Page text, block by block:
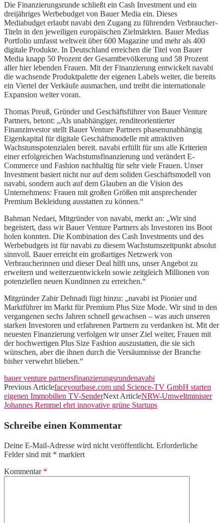
Die Finanzierungsrunde schließt ein Cash Investment und ein
dreijähriges Werbebudget von Bauer Media ein. Dieses
Mediabudget erlaubt navabi den Zugang zu führenden Verbraucher-
Titeln in den jeweiligen europäischen Zielmärkten. Bauer Medias
Portfolio umfasst weltweit über 600 Magazine und mehr als 400
digitale Produkte. In Deutschland erreichen die Titel von Bauer
Media knapp 50 Prozent der Gesamtbevölkerung und 58 Prozent
aller hier lebenden Frauen. Mit der Finanzierung entwickelt navabi
die wachsende Produktpalette der eigenen Labels weiter, die bereits
ein Viertel der Verkäufe ausmachen, und treibt die internationale
Expansion weiter voran.
Thomas Preuß, Gründer und Geschäftsführer von Bauer Venture
Partners, betont: „Als unabhängiger, renditeorientierter
Finanzinvestor stellt Bauer Venture Partners phasenunabhängig
Eigenkapital für digitale Geschäftsmodelle mit attraktiven
Wachstumspotenzialen bereit. navabi erfüllt für uns alle Kriterien
einer erfolgreichen Wachstumsfinanzierung und verändert E-
Commerce und Fashion nachhaltig für sehr viele Frauen. Unser
Investment basiert nicht nur auf dem soliden Geschäftsmodell von
navabi, sondern auch auf dem Glauben an die Vision des
Unternehmens: Frauen mit großen Größen mit ansprechender
Premium Bekleidung ausstatten zu können.“
Bahman Nedaei, Mitgründer von navabi, merkt an: „Wir sind
begeistert, dass wir Bauer Venture Partners als Investoren ins Boot
holen konnten. Die Kombination des Cash Investments und des
Werbebudgets ist für navabi zu diesem Wachstumszeitpunkt absolut
sinnvoll. Bauer erreicht ein großartiges Netzwerk von
Verbraucherinnen und dieser Deal hilft uns, unser Angebot zu
erweitern und weiterzuentwickeln sowie zeitgleich Millionen von
potenziellen neuen Kundinnen zu erreichen.“
Mitgründer Zahir Dehnadi fügt hinzu: „navabi ist Pionier und
Marktführer im Markt für Premium Plus Size Mode. Wir sind in den
vergangenen sechs Jahren schnell gewachsen – was auch unseren
starken Investoren und erfahrenen Partnern zu verdanken ist. Mit der
neuesten Finanzierung verfolgen wir unser Ziel weiter, Frauen mit
der hochwertigen Plus Size Fashion auszustatten, die sie sich
wünschen, aber die ihnen durch die Versäumnisse der Branche
bisher verwehrt blieben.“
bauer venture partnersfinanzierungsrundenavabi
Previous Articlefaceyourbase.com und Science-TV GmbH starten
eigenen Immobilien TV-SenderNext ArticleNRW-Umweltminister
Johannes Remmel ehrt innovative grüne Startups
Schreibe einen Kommentar
Deine E-Mail-Adresse wird nicht veröffentlicht. Erforderliche
Felder sind mit * markiert
Kommentar *